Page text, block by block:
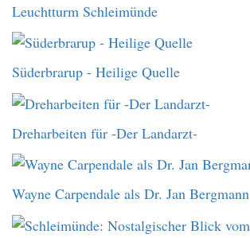
Leuchtturm Schleimünde
Süderbrarup - Heilige Quelle
Dreharbeiten für -Der Landarzt-
Wayne Carpendale als Dr. Jan Bergmann